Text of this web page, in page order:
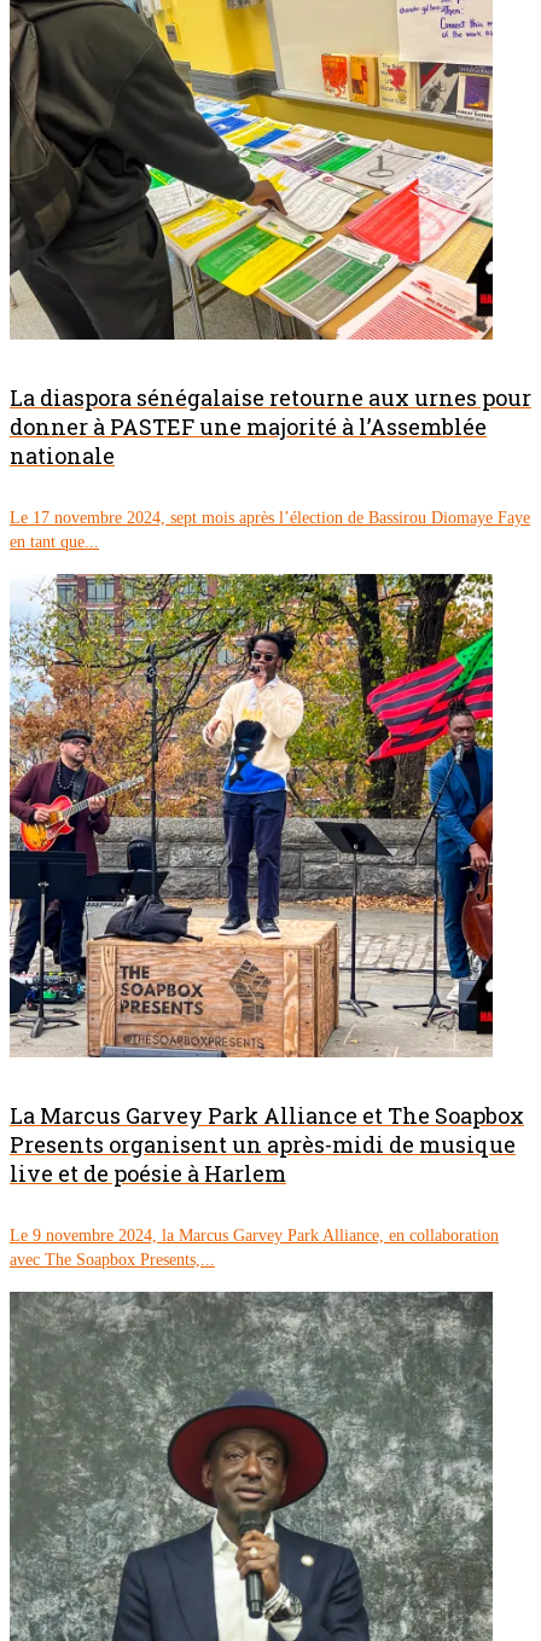
La diaspora sénégalaise retourne aux urnes pour
donner à PASTEF une majorité à l’Assemblée
nationale
Le 17 novembre 2024, sept mois après l’élection de Bassirou Diomaye Faye
en tant que...
La Marcus Garvey Park Alliance et The Soapbox
Presents organisent un après-midi de musique
live et de poésie à Harlem
Le 9 novembre 2024, la Marcus Garvey Park Alliance, en collaboration
avec The Soapbox Presents,...